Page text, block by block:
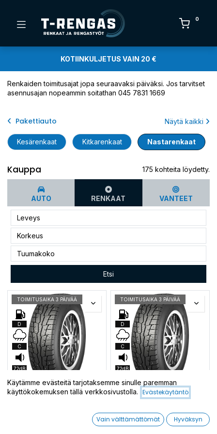
0
KOTIINKULJETUS VAIN 20 €
Renkaiden toimitusajat jopa seuraavaksi päiväksi. Jos tarvitset
asennusajan nopeammin soitathan 045 7831 1669
Pakettiauto Näytä kaikki
Kesärenkaat Kitkarenkaat Nastarenkaat
Kauppa 175 kohteita löydetty.
AUTO RENKAAT VANTEET
Etsi
TOIMITUSAIKA 3 PÄIVÄÄ
D
C
72dB
TOIMITUSAIKA 3 PÄIVÄÄ
D
C
72dB
NASTARENKAAT
205/75R16C 110/108R
135,00€/kpl
Käytämme evästeitä tarjotaksemme sinulle paremman
käyttökokemuksen tällä verkkosivustolla. Evästekäytäntö
Vain välttämättömät Hyväksyn